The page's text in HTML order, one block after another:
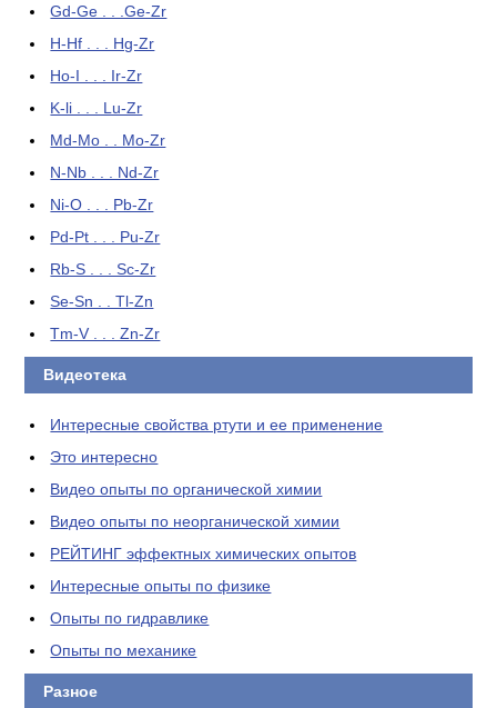
Gd-Ge . . .Ge-Zr
H-Hf . . . Hg-Zr
Ho-I . . . Ir-Zr
K-li . . . Lu-Zr
Md-Mo . . Mo-Zr
N-Nb . . . Nd-Zr
Ni-O . . . Pb-Zr
Pd-Pt . . . Pu-Zr
Rb-S . . . Sc-Zr
Se-Sn . . Tl-Zn
Tm-V . . . Zn-Zr
Видеотека
Интересные свойства ртути и ее применение
Это интересно
Видео опыты по органической химии
Видео опыты по неорганической химии
РЕЙТИНГ эффектных химических опытов
Интересные опыты по физике
Опыты по гидравлике
Опыты по механике
Разное